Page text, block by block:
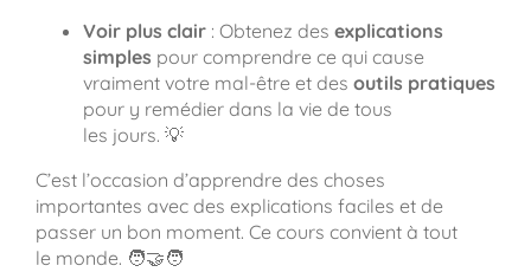
Voir plus clair: Obtenez des explications
simples pour comprendre ce qui cause
vraiment votre mal-être et des outils pratiques
pour y remédier dans la vie de tous
les jours. 💡
C’est l’occasion d’apprendre des choses
importantes avec des explications faciles et de
passer un bon moment. Ce cours convient à tout
le monde. 🧑‍🤝‍🧑